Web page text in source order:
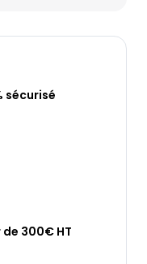
sécurisé
300€ HT